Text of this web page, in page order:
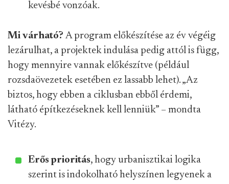
kevésbé vonzóak.
Mi várható? A program előkészítése az év végéig
lezárulhat, a projektek indulása pedig attól is függ,
hogy mennyire vannak előkészítve (például
rozsdaövezetek esetében ez lassabb lehet). „Az
biztos, hogy ebben a ciklusban ebből érdemi,
látható építkezéseknek kell lenniük” – mondta
Vitézy.
Erős prioritás, hogy urbanisztikai logika
szerint is indokolható helyszínen legyenek a